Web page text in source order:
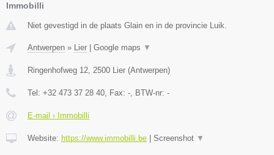
Immobilli
Niet gevestigd in de plaats Glain en in de provincie Luik.
Antwerpen » Lier Google maps ▼
Ringenhofweg 12, 2500 Lier (Antwerpen)
Tel: +32 473 37 28 40, Fax: -, BTW-nr: -
E-mail › Immobilli
Website: https://www.immobilli.be Screenshot ▼